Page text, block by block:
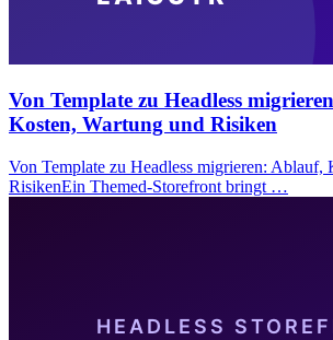
Von Template zu Headless
Kosten, Wartung und Risiken
Von Template zu Headless migrieren: Ablauf,
RisikenEin Themed-Storefront bringt …